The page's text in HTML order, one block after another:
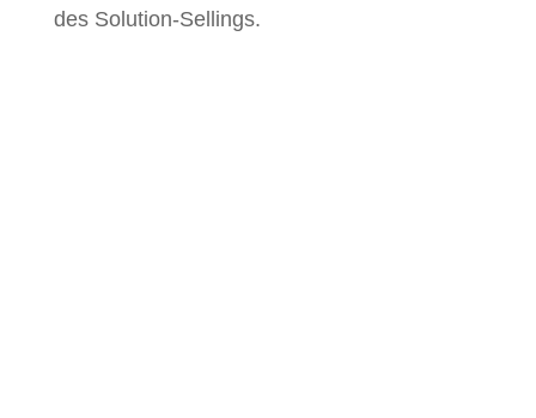
des Solution-Sellings.